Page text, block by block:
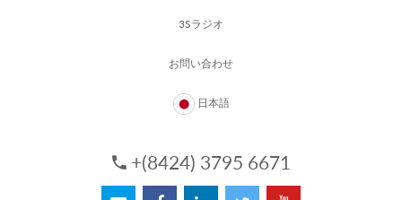
3Sラジオ
お問い合わせ
日本語
+(8424) 3795 6671